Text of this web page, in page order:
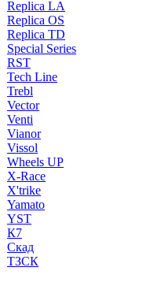
Replica LA
Replica OS
Replica TD
Special Series
RST
Tech Line
Trebl
Vector
Venti
Vianor
Vissol
Wheels UP
X-Race
X'trike
Yamato
YST
К7
Скад
ТЗСК